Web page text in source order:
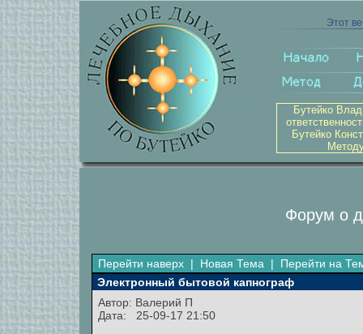
Этот
Бутейко
Бутейко
Форум о
Перейти наверх | Новая Тема | Перейти на
Электронный бытовой капнограф
Автор: Валерий П
Дата: 25-09-17 21:50